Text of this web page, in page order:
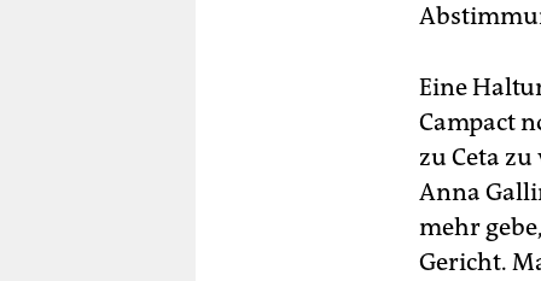
Eine
Campact
zu Ceta
Anna
mehr
Gericht.